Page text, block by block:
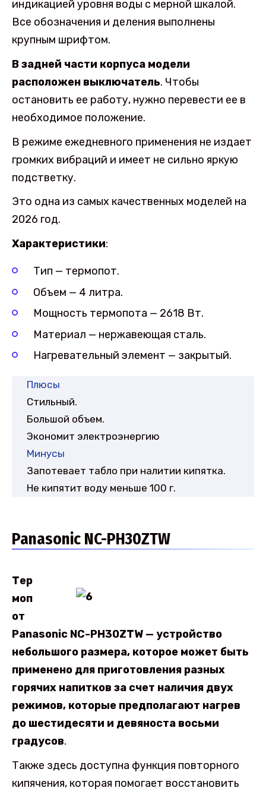
индикацией уровня воды с мерной шкалой.
Все обозначения и деления выполнены
крупным шрифтом.
В задней части корпуса модели
расположен выключатель. Чтобы
остановить ее работу, нужно перевести ее в
необходимое положение.
В режиме ежедневного применения не издает
громких вибраций и имеет не сильно яркую
подстветку.
Это одна из самых качественных моделей на
2026 год.
Характеристики:
Тип — термопот.
Объем — 4 литра.
Мощность термопота — 2618 Вт.
Материал — нержавеющая сталь.
Нагревательный элемент — закрытый.
Плюсы
Стильный.
Большой объем.
Экономит электроэнергию
Минусы
Запотевает табло при налитии кипятка.
Не кипятит воду меньше 100 г.
Panasonic NC-PH30ZTW
Тер
моп
от
Panasonic NC-PH30ZTW — устройство
небольшого размера, которое может быть
применено для приготовления разных
горячих напитков за счет наличия двух
режимов, которые предполагают нагрев
до шестидесяти и девяноста восьми
градусов.
Также здесь доступна функция повторного
кипячения, которая помогает восстановить